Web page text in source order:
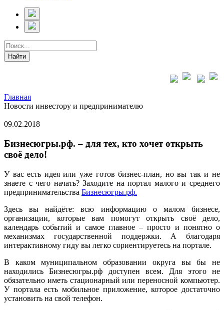
Главная
Новости инвестору и предпринимателю
09.02.2018
Бизнесюгры.рф. – для тех, кто хочет открыть
своё дело!
У вас есть идея или уже готов бизнес-план, но вы так и не
знаете с чего начать? Заходите на портал малого и среднего
предпринимательства Бизнесюгры.рф.
Здесь вы найдёте: всю информацию о малом бизнесе,
организации, которые вам помогут открыть своё дело,
календарь событий и самое главное – просто и понятно о
механизмах государственной поддержки. А благодаря
интерактивному гиду вы легко сориентируетесь на портале.
В каком муниципальном образовании округа вы бы не
находились Бизнесюгры.рф доступен всем. Для этого не
обязательно иметь стационарный или переносной компьютер.
У портала есть мобильное приложение, которое достаточно
установить на свой телефон.